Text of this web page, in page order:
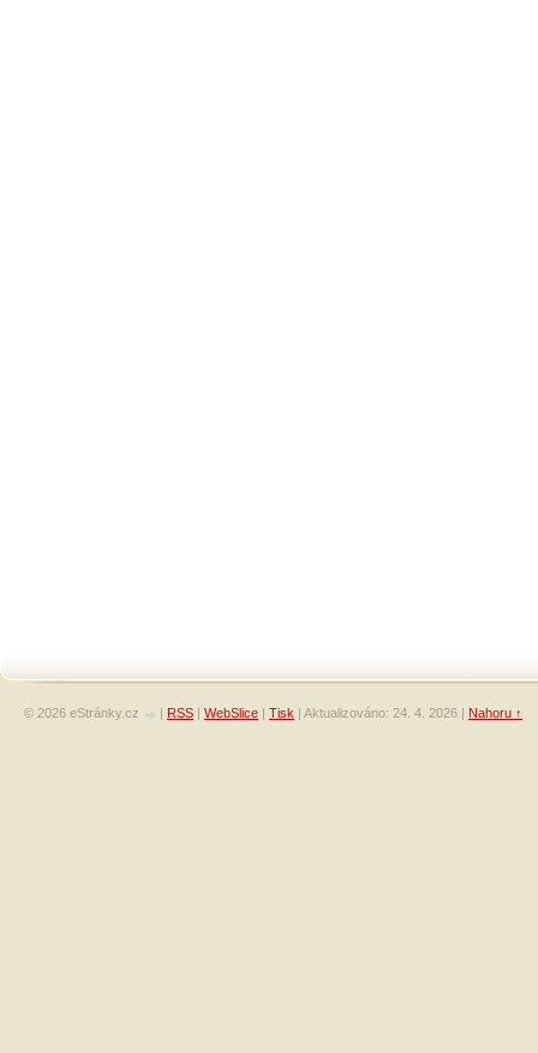
© 2026 eStránky.cz | RSS | WebSlice | Tisk | Aktualizováno: 24. 4. 2026 | Nahoru ↑